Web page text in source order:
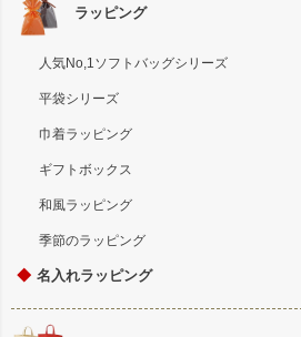
ラッピング
人気No,1ソフトバッグシリーズ
平袋シリーズ
巾着ラッピング
ギフトボックス
和風ラッピング
季節のラッピング
◆ 名入れラッピング